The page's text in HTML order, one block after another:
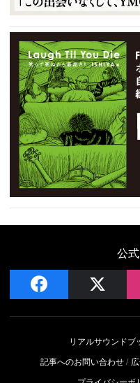
公
facebook
リアルサウンドブ
記事へのお問い合わせ